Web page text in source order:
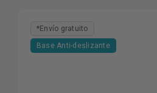
*Envío gratuito
Base Anti-deslizante